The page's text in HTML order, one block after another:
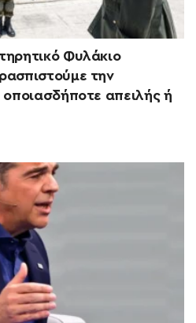
Φυλάκιο
την
οποιασδήποτε απειλής ή